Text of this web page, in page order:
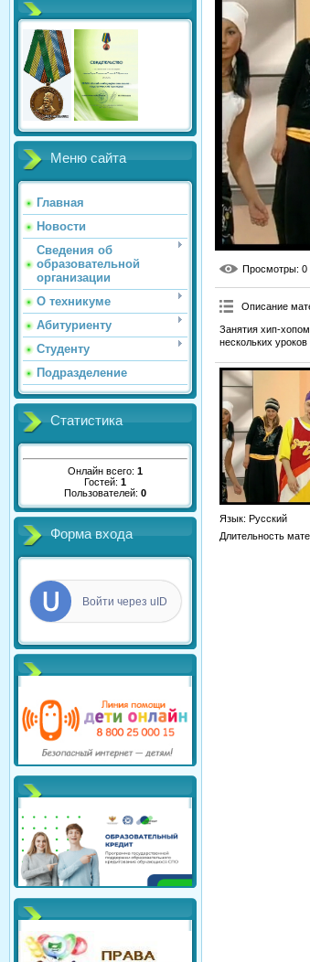
Меню сайта
Главная
Новости
Сведения об
образовательной
организации
О техникуме
Абитуриенту
Студенту
Подразделение
Статистика
Онлайн всего: 1
Гостей: 1
Пользователей: 0
Форма входа
Войти через uID
Просмотры: 0
Описание
Занятия хип-
нескольких
Язык: Русский
Длительность